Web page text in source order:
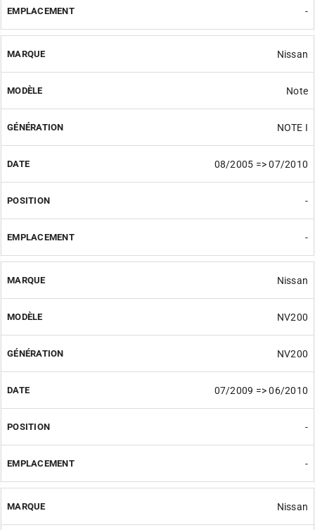
-
Nissan
Note
NOTE I
08/2005 => 07/2010
-
-
Nissan
NV200
NV200
07/2009 => 06/2010
-
-
Nissan